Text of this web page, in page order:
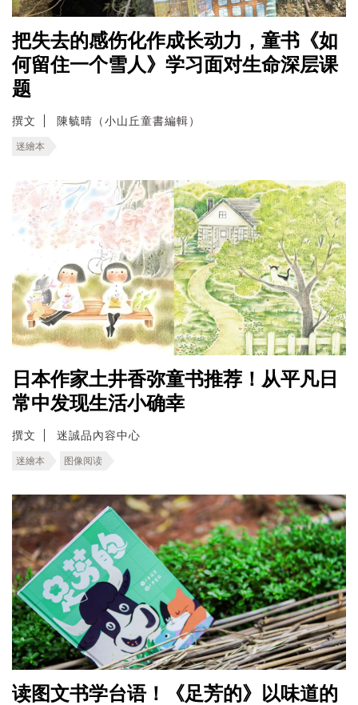
把失去的感伤化作成长动力，童书《如
何留住一个雪人》学习面对生命深层课
题
撰文 陳毓晴（小山丘童書編輯）
迷繪本
日本作家土井香弥童书推荐！从平凡日
常中发现生活小确幸
撰文 迷誠品內容中心
迷繪本 图像阅读
读图文书学台语！《足芳的》以味道的